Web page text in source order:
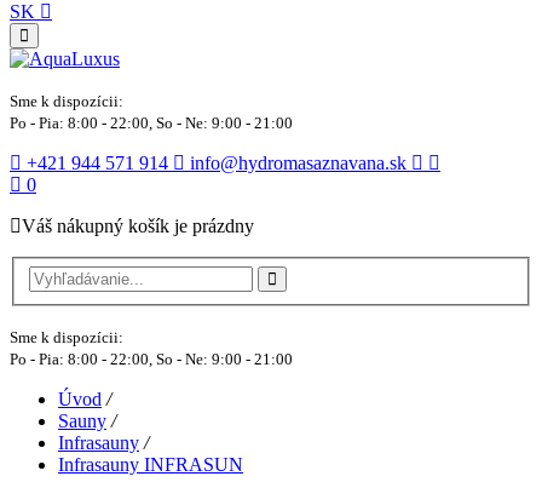
SK
Sme k dispozícii:
Po - Pia: 8:00 - 22:00, So - Ne: 9:00 - 21:00
+421 944 571 914
info@hydromasaznavana.sk
0
Váš nákupný košík je prázdny
Sme k dispozícii:
Po - Pia: 8:00 - 22:00, So - Ne: 9:00 - 21:00
Úvod /
Sauny /
Infrasauny /
Infrasauny INFRASUN